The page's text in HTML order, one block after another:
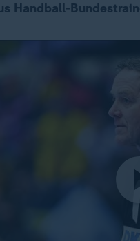
Handball-